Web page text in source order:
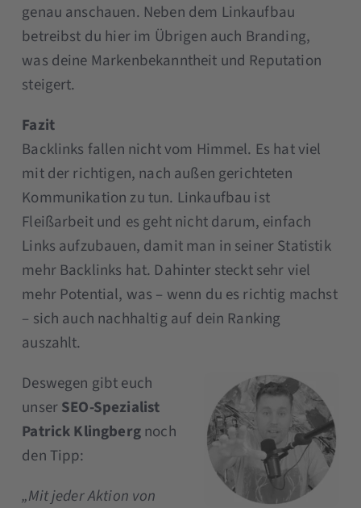
genau anschauen. Neben dem Linkaufbau
betreibst du hier im Übrigen auch Branding,
was deine Markenbekanntheit und Reputation
steigert.
Fazit
Backlinks fallen nicht vom Himmel. Es hat viel
mit der richtigen, nach außen gerichteten
Kommunikation zu tun. Linkaufbau ist
Fleißarbeit und es geht nicht darum, einfach
Links aufzubauen, damit man in seiner Statistik
mehr Backlinks hat. Dahinter steckt sehr viel
mehr Potential, was – wenn du es richtig machst
– sich auch nachhaltig auf dein Ranking
auszahlt.
Deswegen gibt euch
unserSEO-Spezialist
Patrick Klingbergnoch
den Tipp:
„Mit jeder Aktion von